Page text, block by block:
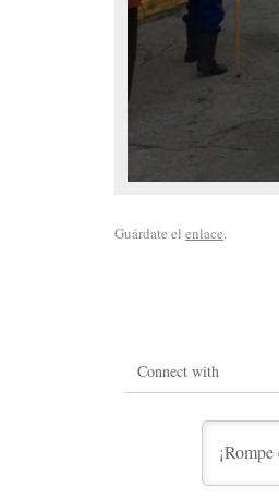
Guárdate el enlace.
Connect with